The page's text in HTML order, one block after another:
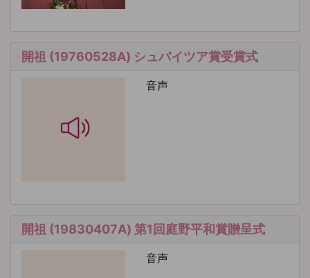
開祖 (19760528A) シュバイツア賞受賞式
音声
開祖 (19830407A) 第1回庭野平和賞贈呈式
音声